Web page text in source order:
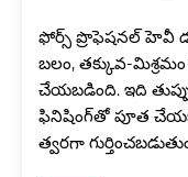
ఫోర్స్ ప్రొఫెషనల్ హెవీ
బలం, తక్కువ-
చేయబడింది. ఇది
ఫినిషింగ్‌తో పూత
త్వరగా